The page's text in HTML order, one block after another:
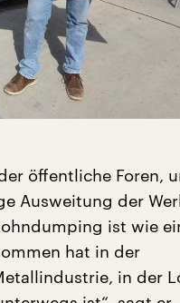
öffentliche Foren,
Ausweitung der
ist wie
hat in der
in der